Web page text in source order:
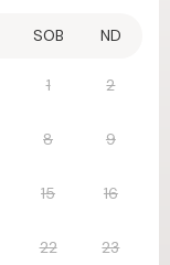
SOB ND
1 2
8 9
15 16
22 23